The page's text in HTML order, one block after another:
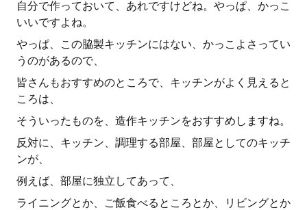
自分で作っておいて、あれですけどね。やっぱ、かっこ
いいですよね。
やっぱ、この脇製キッチンにはない、かっこよさってい
うのがあるので、
皆さんもおすすめのところで、キッチンがよく見えると
ころは、
そういったものを、造作キッチンをおすすめしますね。
反対に、キッチン、調理する部屋、部屋としてのキッチ
ンが、
例えば、部屋に独立してあって、
ライニングとか、ご飯食べるところとか、リビングとか